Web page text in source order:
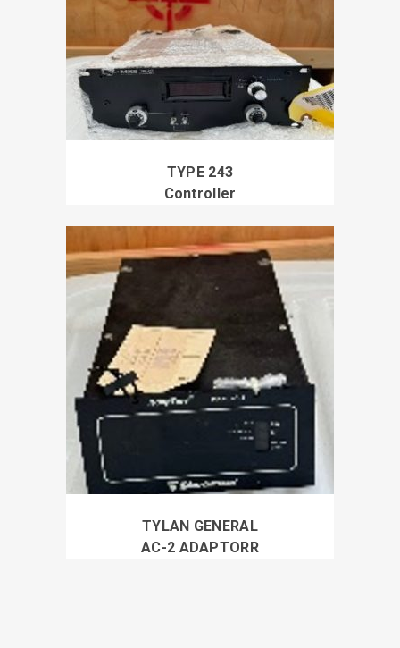
TYPE 243
Controller
TYLAN GENERAL
AC-2 ADAPTORR